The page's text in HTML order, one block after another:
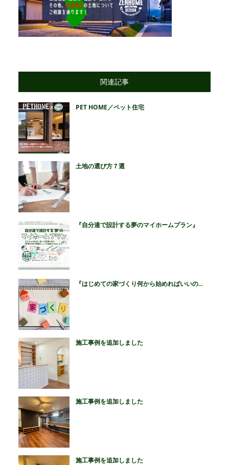
関連記事
PET HOME／ペット住宅
土地の選び方７選
『自分達で設計する夢のマイホームプラン』
『はじめての家づくり何から始めればいいの...
施工事例を追加しました
施工事例を追加しました
施工事例を追加しました